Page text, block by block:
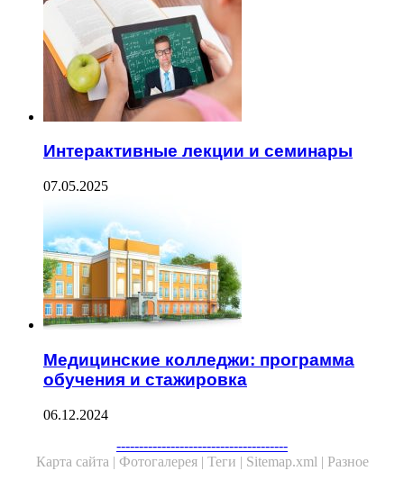
Интерактивные лекции и семинары
07.05.2025
Медицинские колледжи: программа
обучения и стажировка
06.12.2024
--------------------------------------
Карта сайта | Фотогалерея | Теги | Sitemap.xml | Разное